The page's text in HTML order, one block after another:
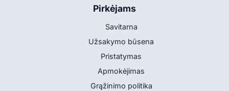
Pirkėjams
Savitarna
Užsakymo būsena
Pristatymas
Apmokėjimas
Grąžinimo politika